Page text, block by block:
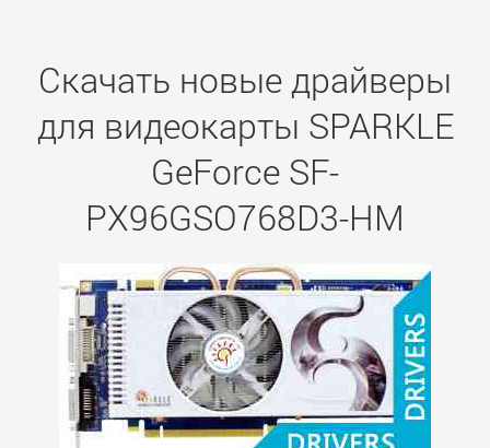
Скачать новые драйверы
для видеокарты SPARKLE
GeForce SF-
PX96GSO768D3-HM